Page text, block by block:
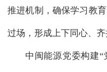
推进机制，确保学习教
过场，形成上下同心、齐
中闽能源党委构建